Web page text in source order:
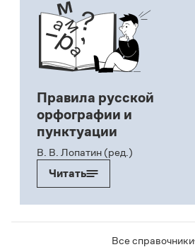
Правила русской
орфографии и
пунктуации
В. В. Лопатин (ред.)
Читать
Все справочники